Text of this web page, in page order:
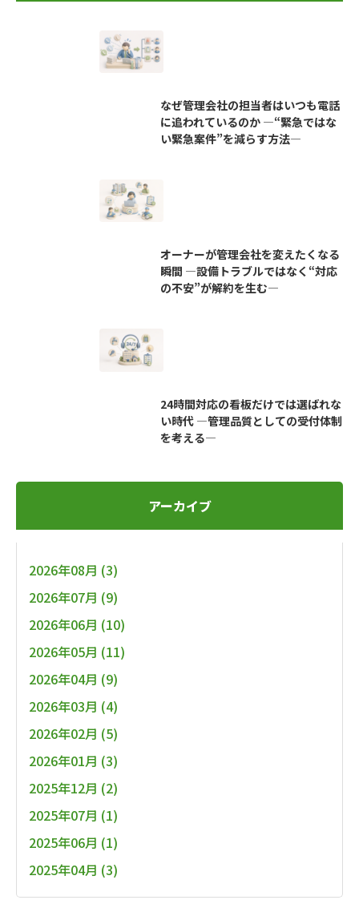
なぜ管理会社の担当者はいつも電話
に追われているのか ―“緊急ではな
い緊急案件”を減らす方法―
オーナーが管理会社を変えたくなる
瞬間 ―設備トラブルではなく“対応
の不安”が解約を生む―
24時間対応の看板だけでは選ばれな
い時代 ―管理品質としての受付体制
を考える―
アーカイブ
2026年08月 (3)
2026年07月 (9)
2026年06月 (10)
2026年05月 (11)
2026年04月 (9)
2026年03月 (4)
2026年02月 (5)
2026年01月 (3)
2025年12月 (2)
2025年07月 (1)
2025年06月 (1)
2025年04月 (3)